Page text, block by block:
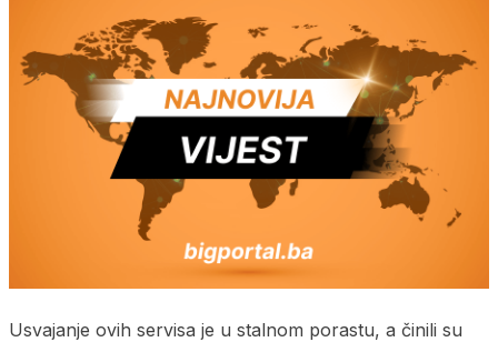
Usvajanje ovih servisa je u stalnom porastu, a činili su